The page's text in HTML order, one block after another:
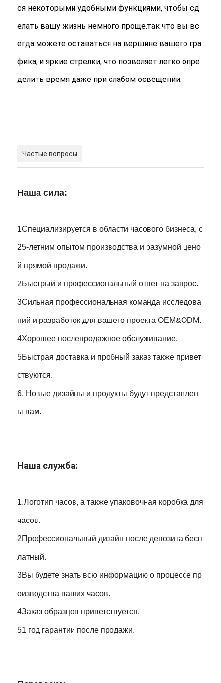
ся некоторыми удобными функциями, чтобы сд
елать вашу жизнь немного проще.так что вы вс
егда можете оставаться на вершине вашего гра
фика, и яркие стрелки, что позволяет легко опре
делить время даже при слабом освещении.
Частые вопросы
Наша сила:
1Специализируется в области часового бизнеса, с
25-летним опытом производства и разумной цено
й прямой продажи.
2Быстрый и профессиональный ответ на запрос.
3Сильная профессиональная команда исследова
ний и разработок для вашего проекта OEM&ODM.
4Хорошее послепродажное обслуживание.
5Быстрая доставка и пробный заказ также привет
ствуются.
6. Новые дизайны и продукты будут представлен
ы вам.
Наша служба:
1.Логотип часов, а также упаковочная коробка для
часов.
2Профессиональный дизайн после депозита бесп
латный.
3Вы будете знать всю информацию о процессе пр
оизводства ваших часов.
4Заказ образцов приветствуется.
51 год гарантии после продажи.